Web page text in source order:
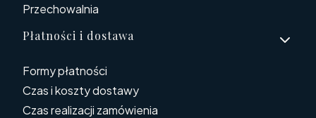
Przechowalnia
Płatności i dostawa
Formy płatności
Czas i koszty dostawy
Czas realizacji zamówienia